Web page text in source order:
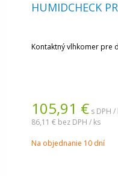
HUMIDCHECK
Kontaktný vlhkomer pre
105,91 € s DPH /
86,11 € bez DPH / ks
Na objednanie 10 dní